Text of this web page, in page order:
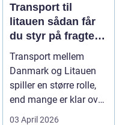
Transport til
litauen sådan får
du styr på fragten
til baltikum
Transport mellem
Danmark og Litauen
spiller en større rolle,
end mange er klar over.
Litauen er et n...
03 April 2026